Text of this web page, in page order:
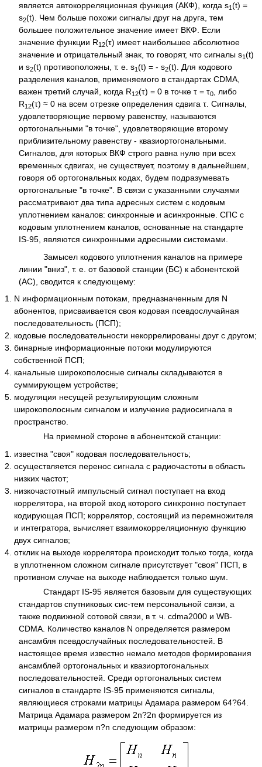
является автокорреляционная функция (АКФ), когда s1(t) =
s2(t). Чем больше похожи сигналы друг на друга, тем
большее положительное значение имеет ВКФ. Если
значение функции R12(τ) имеет наибольшее абсолютное
значение и отрицательный знак, то говорят, что сигналы s1(t)
и s2(t) противоположны, т. е. s1(t) = - s2(t). Для кодового
разделения каналов, применяемого в стандартах CDMA,
важен третий случай, когда R12(τ) = 0 в точке τ = τ0, либо
R12(τ) ≈ 0 на всем отрезке определения сдвига τ. Сигналы,
удовлетворяющие первому равенству, называются
ортогональными "в точке", удовлетворяющие второму
приблизительному равенству - квазиортогональными.
Сигналов, для которых ВКФ строго равна нулю при всех
временных сдвигах, не существует, поэтому в дальнейшем,
говоря об ортогональных кодах, будем подразумевать
ортогональные "в точке". В связи с указанными случаями
рассматривают два типа адресных систем с кодовым
уплотнением каналов: синхронные и асинхронные. СПС с
кодовым уплотнением каналов, основанные на стандарте
IS-95, являются синхронными адресными системами.
Замысел кодового уплотнения каналов на примере
линии "вниз", т. е. от базовой станции (БС) к абонентской
(АС), сводится к следующему:
N информационным потокам, предназначенным для N
абонентов, присваивается своя кодовая псевдослучайная
последовательность (ПСП);
кодовые последовательности некоррелированы друг с другом;
бинарные информационные потоки модулируются
собственной ПСП;
канальные широкополосные сигналы складываются в
суммирующем устройстве;
модуляция несущей результирующим сложным
широкополосным сигналом и излучение радиосигнала в
пространство.
На приемной стороне в абонентской станции:
известна "своя" кодовая последовательность;
осуществляется перенос сигнала с радиочастоты в область
низких частот;
низкочастотный импульсный сигнал поступает на вход
коррелятора, на второй вход которого синхронно поступает
кодирующая ПСП; коррелятор, состоящий из перемножителя
и интегратора, вычисляет взаимокорреляционную функцию
двух сигналов;
отклик на выходе коррелятора происходит только тогда, когда
в уплотненном сложном сигнале присутствует "своя" ПСП, в
противном случае на выходе наблюдается только шум.
Стандарт IS-95 является базовым для существующих
стандартов спутниковых сис-тем персональной связи, а
также подвижной сотовой связи, в т. ч. cdma2000 и WB-
CDMA. Количество каналов N определяется размером
ансамбля псевдослучайных последовательностей. В
настоящее время известно немало методов формирования
ансамблей ортогональных и квазиортогональных
последовательностей. Среди ортогональных систем
сигналов в стандарте IS-95 применяются сигналы,
являющиеся строками матрицы Адамара размером 64?64.
Матрица Адамара размером 2n?2n формируется из
матрицы размером n?n следующим образом: